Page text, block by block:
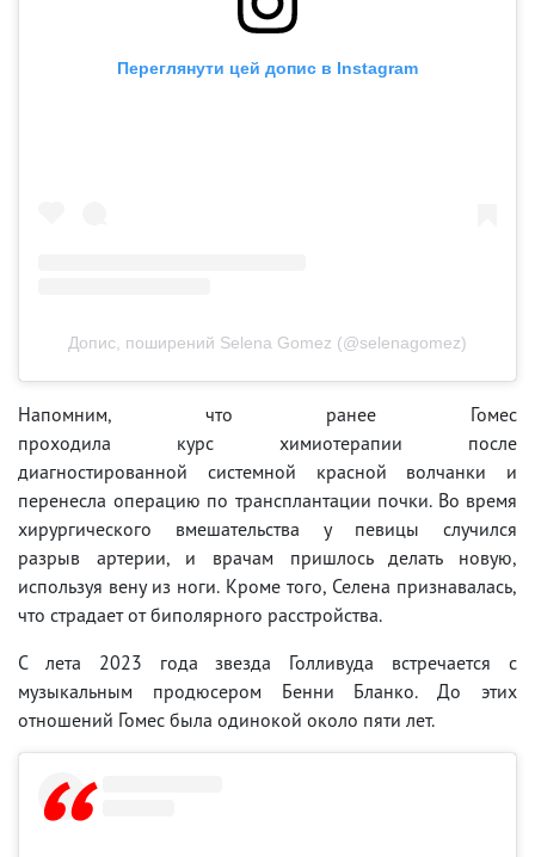
Переглянути цей допис в Instagram
Допис, поширений Selena Gomez (@selenagomez)
Напомним, что ранее Гомес
проходила курс химиотерапии после
диагностированной системной красной волчанки и
перенесла операцию по трансплантации почки. Во время
хирургического вмешательства у певицы случился
разрыв артерии, и врачам пришлось делать новую,
используя вену из ноги. Кроме того, Селена признавалась,
что страдает от биполярного расстройства.
С лета 2023 года звезда Голливуда встречается с
музыкальным продюсером Бенни Бланко. До этих
отношений Гомес была одинокой около пяти лет.